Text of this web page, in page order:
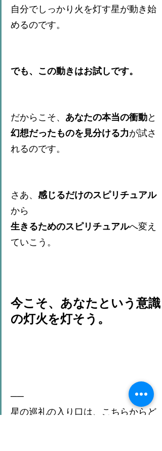
自分でしっかり火を灯す星が動き始
めるのです。
でも、この動きはお試しです。
だからこそ、 あなたの本当の衝動と
幻想だったものを見分ける力が試さ
れるのです。
さあ、 感じるだけのスピリチュアル
から
生きるためのスピリチュアルへ変え
ていこう。
今こそ、あなたという意識
の灯火を灯そう。
──
星の巡礼の入り口は、こちらからど